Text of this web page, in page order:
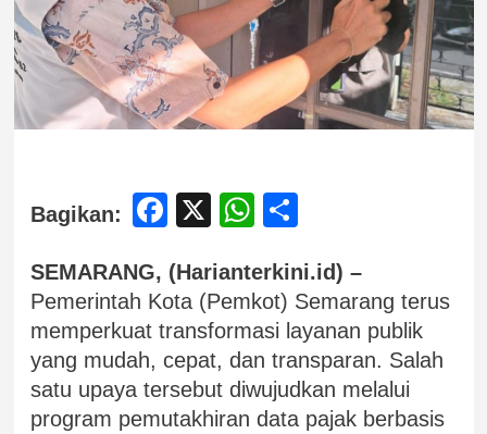
Bagikan: Facebook
X WhatsApp
SEMARANG, (Harianterkini.id) –
Pemerintah Kota (Pemkot) Semarang terus
memperkuat transformasi layanan publik
yang mudah, cepat, dan transparan. Salah
satu upaya tersebut diwujudkan melalui
program pemutakhiran data pajak berbasis